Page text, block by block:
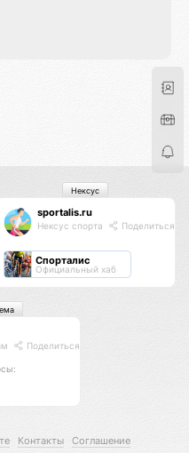
sportalis.ru
Нексус спорта Поделиться
Спорталис
Официальный хаб
Нексус
Поделиться
Контакты Соглашение